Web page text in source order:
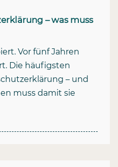
– was muss
Vor fünf Jahren
Die häufigsten
– und
muss damit sie